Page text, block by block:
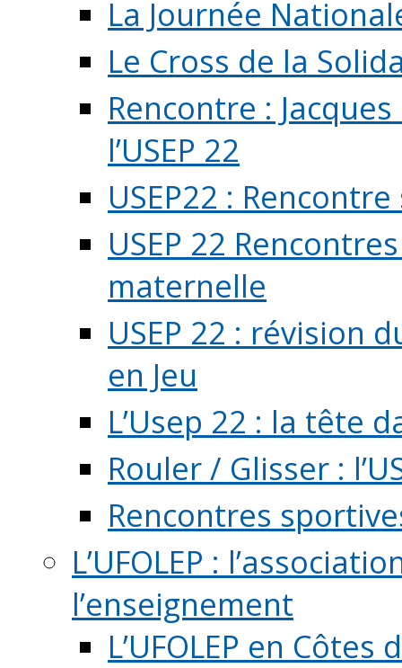
La Journée
Le Cross de la
Rencontre :
l’USEP 22
USEP22 :
USEP 22
maternelle
USEP 22 : révision
en Jeu
L’Usep 22 : la tête
Rouler / Glisser :
Rencontres
L’UFOLEP :
l’enseignement
L’UFOLEP en Côtes